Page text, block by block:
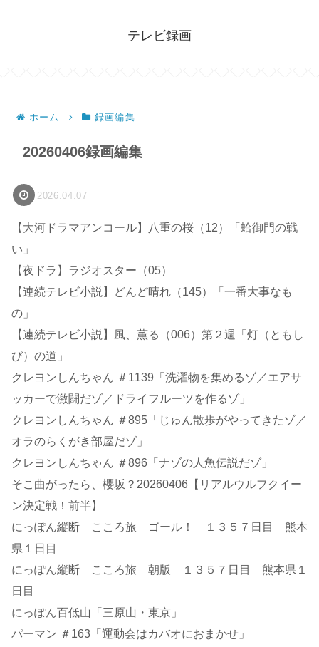
テレビ録画
ホーム 録画編集
20260406録画編集
2026.04.07
【大河ドラマアンコール】八重の桜（12）「蛤御門の戦
い」
【夜ドラ】ラジオスター（05）
【連続テレビ小説】どんど晴れ（145）「一番大事なも
の」
【連続テレビ小説】風、薫る（006）第２週「灯（ともし
び）の道」
クレヨンしんちゃん ＃1139「洗濯物を集めるゾ／エアサ
ッカーで激闘だゾ／ドライフルーツを作るゾ」
クレヨンしんちゃん ＃895「じゅん散歩がやってきたゾ／
オラのらくがき部屋だゾ」
クレヨンしんちゃん ＃896「ナゾの人魚伝説だゾ」
そこ曲がったら、櫻坂？20260406【リアルウルフクイー
ン決定戦！前半】
にっぽん縦断 こころ旅 ゴール！ １３５７日目 熊本
県１日目
にっぽん縦断 こころ旅 朝版 １３５７日目 熊本県１
日目
にっぽん百低山「三原山・東京」
パーマン ＃163「運動会はカバオにおまかせ」